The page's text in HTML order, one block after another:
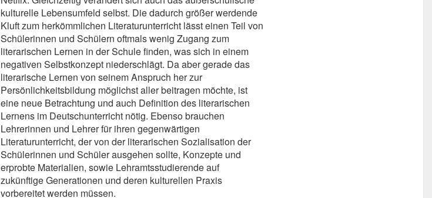
kulturelle Lebensumfeld selbst. Die dadurch größer werdende
Kluft zum herkömmlichen Literaturunterricht lässt einen Teil von
Schülerinnen und Schülern oftmals wenig Zugang zum
literarischen Lernen in der Schule finden, was sich in einem
negativen Selbstkonzept niederschlägt. Da aber gerade das
literarische Lernen von seinem Anspruch her zur
Persönlichkeitsbildung möglichst aller beitragen möchte, ist
eine neue Betrachtung und auch Definition des literarischen
Lernens im Deutschunterricht nötig. Ebenso brauchen
Lehrerinnen und Lehrer für ihren gegenwärtigen
Literaturunterricht, der von der literarischen Sozialisation der
Schülerinnen und Schüler ausgehen sollte, Konzepte und
erprobte Materialien, sowie Lehramtsstudierende auf
zukünftige Generationen und deren kulturellen Praxis
vorbereitet werden müssen.